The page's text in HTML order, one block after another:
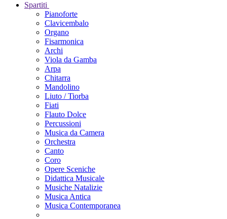
Spartiti
Pianoforte
Clavicembalo
Organo
Fisarmonica
Archi
Viola da Gamba
Arpa
Chitarra
Mandolino
Liuto / Tiorba
Fiati
Flauto Dolce
Percussioni
Musica da Camera
Orchestra
Canto
Coro
Opere Sceniche
Didattica Musicale
Musiche Natalizie
Musica Antica
Musica Contemporanea